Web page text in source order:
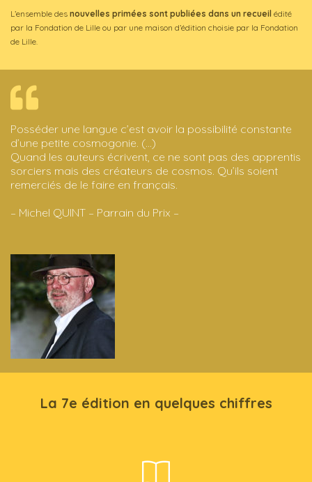
L’ensemble des nouvelles primées sont publiées dans un recueil édité
par la Fondation de Lille ou par une maison d’édition choisie par la Fondation
de Lille.
Posséder une langue c’est avoir la possibilité constante
d’une petite cosmogonie. (...)
Quand les auteurs écrivent, ce ne sont pas des apprentis
sorciers mais des créateurs de cosmos. Qu’ils soient
remerciés de le faire en français.
– Michel QUINT – Parrain du Prix –
La 7e édition en quelques chiffres